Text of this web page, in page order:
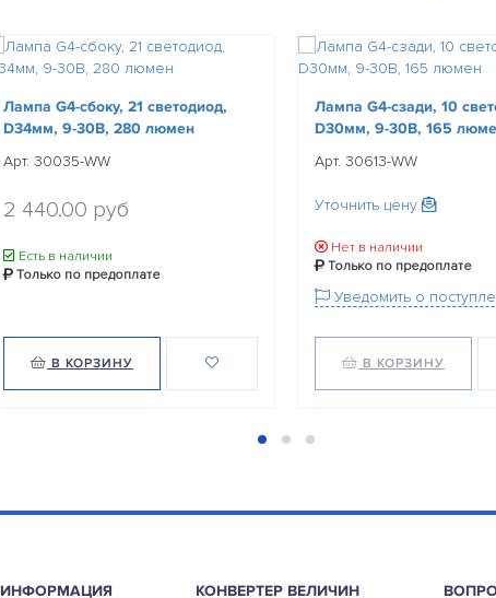
Лампа G4-сбоку, 21 светодиод,
D34мм, 9-30В, 280 люмен
Арт. 30035-WW
2 440.00 руб
Есть в наличии
Только по предоплате
В КОРЗИНУ
Лампа G4-сзади, 10
D30мм, 9-30В, 165
Арт. 30613-WW
Уточнить цену
Нет в наличии
Только по предоплате
Уведомить о
В КОРЗИНУ
ИНФОРМАЦИЯ КОНВЕРТЕР ВЕЛИЧИН